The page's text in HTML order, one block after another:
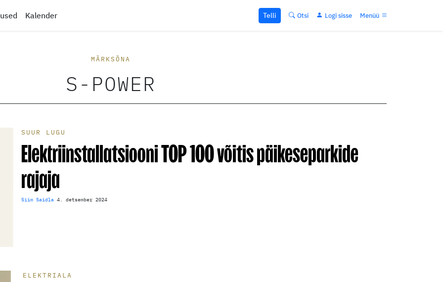
Kalender Telli Otsi Logi sisse Menüü
MÄRKSÕNA
S-POWER
SUUR LUGU
Elektriinstallatsiooni TOP 100 võitis päikeseparkide
rajaja
Siim Saidla 4. detsember 2024
ELEKTRIALA